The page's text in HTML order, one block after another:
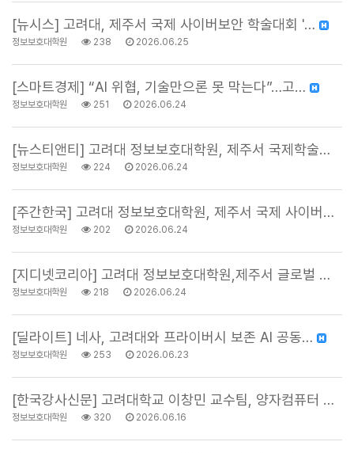
[뉴시스] 고려대, 제주서 국제 사이버보안 학술대회 '…
정보보호대학원 238 2026.06.25
[스마트경제] “AI 위협, 기술만으론 못 막는다”…고…
정보보호대학원 251 2026.06.24
[뉴스티앤티] 고려대 정보보호대학원, 제주서 국제학술대…
정보보호대학원 224 2026.06.24
[주간한국] 고려대 정보보호대학원, 제주서 국제 사이버…
정보보호대학원 202 2026.06.24
[지디넷코리아] 고려대 정보보호대학원,제주서 글로벌 사…
정보보호대학원 218 2026.06.24
[딜라이트] 네사, 고려대와 프라이버시 보존 AI 공동…
정보보호대학원 253 2026.06.23
[한국강사신문] 고려대학교 이창민 교수팀, 양자컴퓨터 …
정보보호대학원 320 2026.06.16